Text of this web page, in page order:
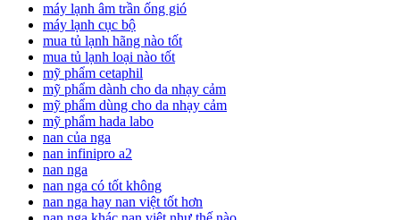
máy lạnh âm trần ống gió
máy lạnh cục bộ
mua tủ lạnh hãng nào tốt
mua tủ lạnh loại nào tốt
mỹ phẩm cetaphil
mỹ phẩm dành cho da nhạy cảm
mỹ phẩm dùng cho da nhạy cảm
mỹ phẩm hada labo
nan của nga
nan infinipro a2
nan nga
nan nga có tốt không
nan nga hay nan việt tốt hơn